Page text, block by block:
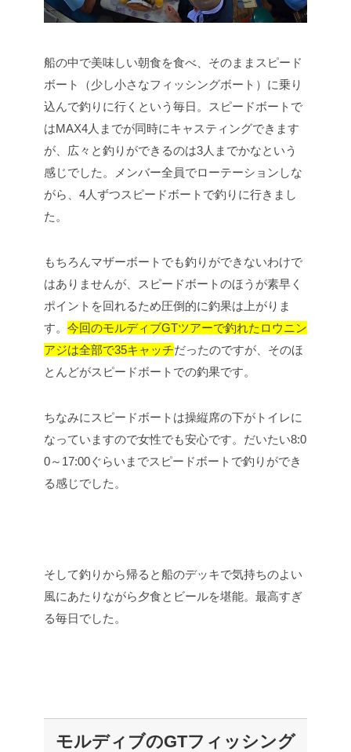
船の中で美味しい朝食を食べ、そのままスピード
ボート（少し小さなフィッシングボート）に乗り
込んで釣りに行くという毎日。スピードボートで
はMAX4人までが同時にキャスティングできます
が、広々と釣りができるのは3人までかなという
感じでした。メンバー全員でローテーションしな
がら、4人ずつスピードボートで釣りに行きまし
た。
もちろんマザーボートでも釣りができないわけで
はありませんが、スピードボートのほうが素早く
ポイントを回れるため圧倒的に釣果は上がりま
す。 今回のモルディブGTツアーで釣れたロウニン
アジは全部で35キャッチだったのですが、そのほ
とんどがスピードボートでの釣果です。
ちなみにスピードボートは操縦席の下がトイレに
なっていますので女性でも安心です。だいたい8:0
0～17:00ぐらいまでスピードボートで釣りができ
る感じでした。
そして釣りから帰ると船のデッキで気持ちのよい
風にあたりながら夕食とビールを堪能。最高すぎ
る毎日でした。
モルディブのGTフィッシング